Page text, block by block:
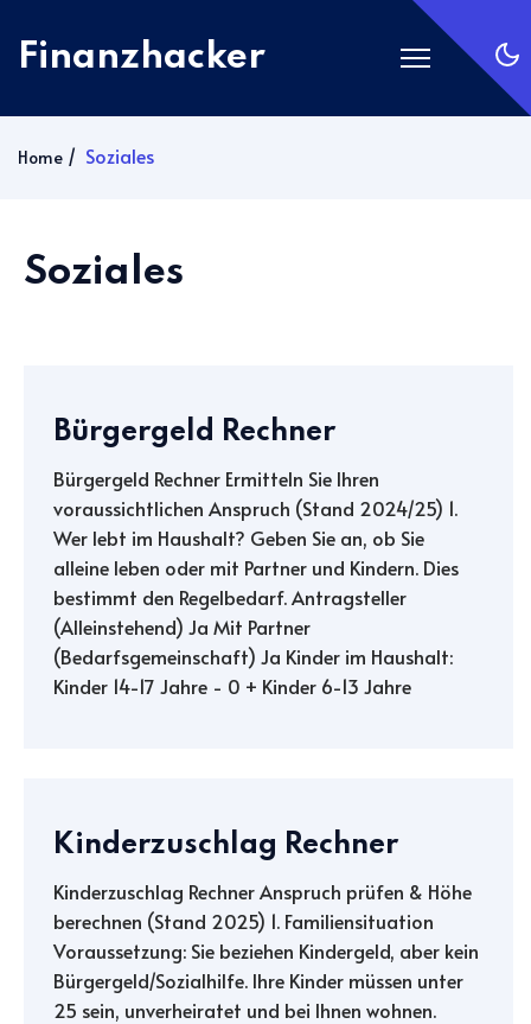
Finanzhacker
Abonnieren
Home Soziales
Soziales
Bürgergeld Rechner
Bürgergeld Rechner Ermitteln Sie Ihren
voraussichtlichen Anspruch (Stand 2024/25) 1.
Wer lebt im Haushalt? Geben Sie an, ob Sie
alleine leben oder mit Partner und Kindern. Dies
bestimmt den Regelbedarf. Antragsteller
(Alleinstehend) Ja Mit Partner
(Bedarfsgemeinschaft) Ja Kinder im Haushalt:
Kinder 14-17 Jahre - 0 + Kinder 6-13 Jahre
Kinderzuschlag Rechner
Kinderzuschlag Rechner Anspruch prüfen & Höhe
berechnen (Stand 2025) 1. Familiensituation
Voraussetzung: Sie beziehen Kindergeld, aber kein
Bürgergeld/Sozialhilfe. Ihre Kinder müssen unter
25 sein, unverheiratet und bei Ihnen wohnen.